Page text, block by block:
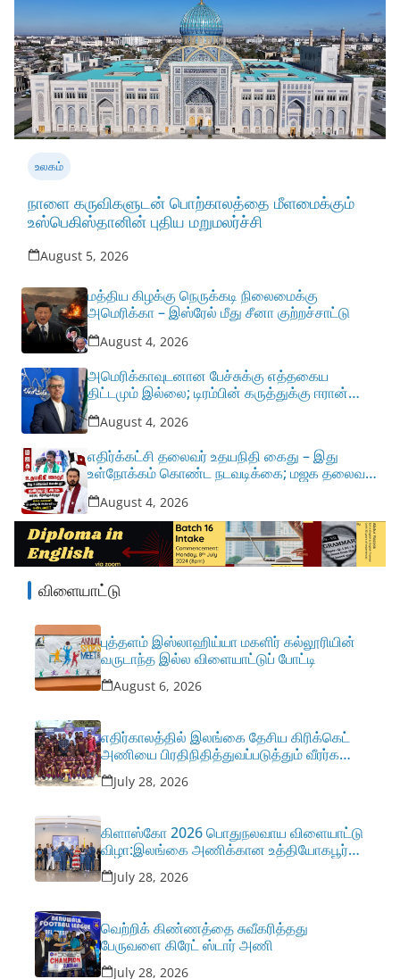
உலகம்
நாளை கருவிகளுடன் பொற்காலத்தை மீளமைக்கும்
உஸ்பெகிஸ்தானின் புதிய மறுமலர்ச்சி
August 5, 2026
மத்திய கிழக்கு நெருக்கடி நிலைமைக்கு
அமெரிக்கா – இஸ்ரேல் மீது சீனா குற்றச்சாட்டு
August 4, 2026
அமெரிக்காவுடனான பேச்சுக்கு எத்தகைய
திட்டமும் இல்லை; டிரம்பின் கருத்துக்கு ஈரான்
பதிலடி
August 4, 2026
எதிர்க்கட்சி தலைவர் உதயநிதி கைது – இது
உள்நோக்கம் கொண்ட நடவடிக்கை; மஜக தலைவர்
மு.தமிமுன் அன்சாரி எம்.எல்.ஏ. கண்டனம்
August 4, 2026
விளையாட்டு
புத்தளம் இஸ்லாஹிய்யா மகளிர் கல்லூரியின்
வருடாந்த இல்ல விளையாட்டுப் போட்டி
August 6, 2026
எதிர்காலத்தில் இலங்கை தேசிய கிரிக்கெட்
அணியை பிரதிநிதித்துவப்படுத்தும் வீரர்களை
திருகோணமலையிலிருந்து உருவாக்க
வேண்டும் – இம்ரான் எம்.பி.
July 28, 2026
கிளாஸ்கோ 2026 பொதுநலவாய விளையாட்டு
விழா:இலங்கை அணிக்கான உத்தியோகபூர்வ
ஆடைகளை அறிமுகம் செய்தது MAS
July 28, 2026
வெற்றிக் கிண்ணத்தை சுவீகரித்தது
பேருவளை கிரேட் ஸ்டார் அணி
July 28, 2026